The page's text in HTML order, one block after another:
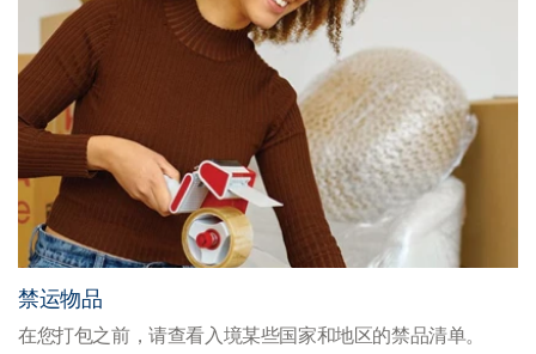
禁运物品
在您打包之前，请查看入境某些国家和地区的禁品清单。